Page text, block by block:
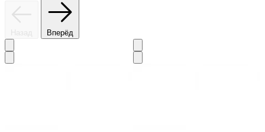
Назад Вперёд